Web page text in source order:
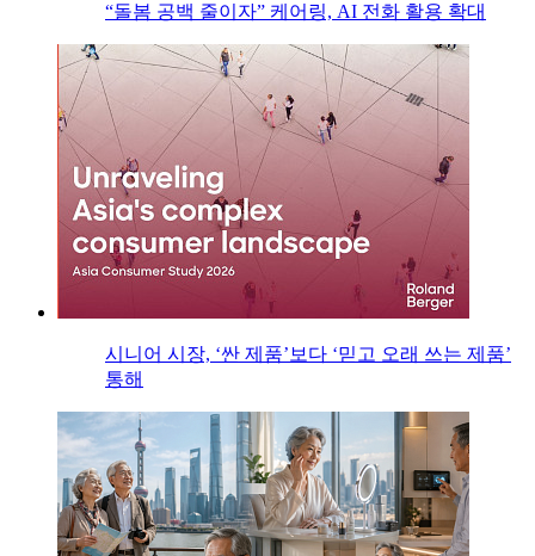
“돌봄 공백 줄이자” 케어링, AI 전화 활용 확대
시니어 시장, ‘싼 제품’보다 ‘믿고 오래 쓰는 제품’
통해